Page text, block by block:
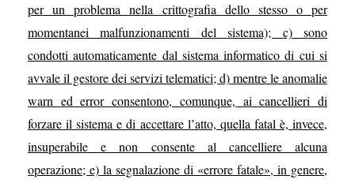
per un problema nella crittografia dello stesso o per
momentanei malfunzionamenti del sistema); c) sono
condotti automaticamente dal sistema informatico di cui si
avvale il gestore dei servizi telematici; d) mentre le anomalie
warn ed error consentono, comunque, ai cancellieri di
forzare il sistema e di accettare l’atto, quella fatal è, invece,
insuperabile e non consente al cancelliere alcuna
operazione; e) la segnalazione di «errore fatale», in genere,